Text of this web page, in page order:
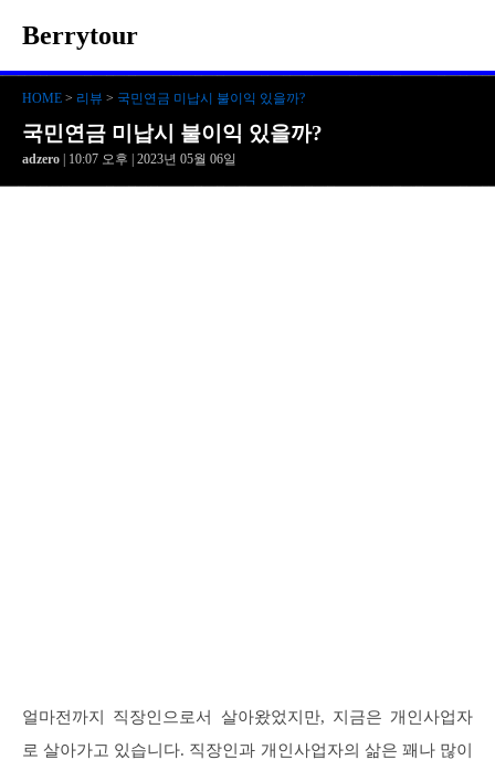
Berrytour
HOME > 리뷰 > 국민연금 미납시 불이익 있을까?
국민연금 미납시 불이익 있을까?
adzero | 10:07 오후 | 2023년 05월 06일
얼마전까지 직장인으로서 살아왔었지만, 지금은 개인사업자
로 살아가고 있습니다. 직장인과 개인사업자의 삶은 꽤나 많이